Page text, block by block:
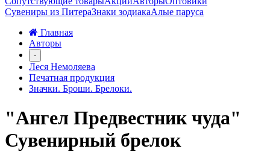
Сувениры из ПитераЗнаки зодиакаАлые паруса
Главная
Авторы
-
Леся Немоляева
Печатная продукция
Значки. Броши. Брелоки.
"Ангел Предвестник чуда"
Сувенирный брелок